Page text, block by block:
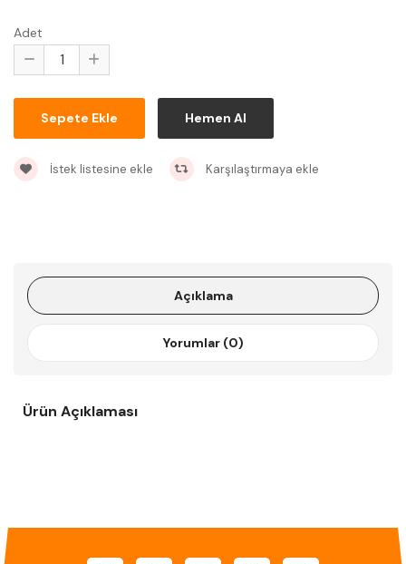
Adet
İstek listesine ekle Karşılaştırmaya ekle
Açıklama
Yorumlar (0)
Ürün Açıklaması